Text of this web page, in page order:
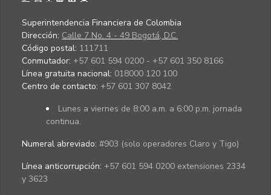
Superintendencia Financiera de Colombia
Dirección: Calle 7 No. 4 - 49 Bogotá, D.C.
Código postal: 111711
Conmutador: +57 601 594 0200 - +57 601 350 8166
Línea gratuita nacional: 018000 120 100
Centro de contacto: +57 601 307 8042
Lunes a viernes de 8:00 a.m. a 6:00 p.m. jornada
continua.
Numeral abreviado: #903 (solo operadores Claro y Tigo)
Línea anticorrupción: +57 601 594 0200 extensiones 2334
y 3623